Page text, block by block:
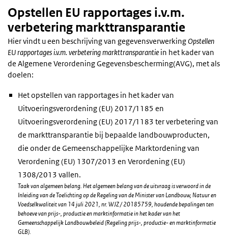
Opstellen EU rapportages i.v.m.
verbetering markttransparantie
Hier vindt u een beschrijving van gegevensverwerking Opstellen
EU rapportages i.v.m. verbetering markttransparantie in het kader van
de Algemene Verordening Gegevensbescherming(AVG), met als
doelen:
Het opstellen van rapportages in het kader van
Uitvoeringsverordening (EU) 2017/1185 en
Uitvoeringsverordening (EU) 2017/1183 ter verbetering van
de markttransparantie bij bepaalde landbouwproducten,
die onder de Gemeenschappelijke Marktordening van
Verordening (EU) 1307/2013 en Verordening (EU)
1308/2013 vallen.
Taak van algemeen belang. Het algemeen belang van de uitvraag is verwoord in de
Inleiding van de Toelichting op de Regeling van de Minister van Landbouw, Natuur en
Voedselkwaliteit van 14 juli 2021, nr. WJZ / 20185759, houdende bepalingen ten
behoeve van prijs-, productie en marktinformatie in het kader van het
Gemeenschappelijk Landbouwbeleid (Regeling prijs-, productie- en marktinformatie
GLB).